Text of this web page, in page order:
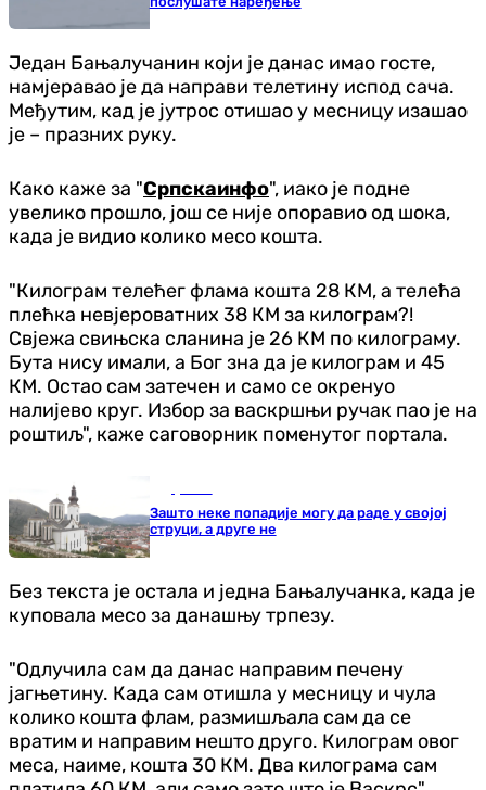
Један Бањалучанин који је данас имао госте,
намјеравао је да направи телетину испод сача.
Међутим, кад је јутрос отишао у месницу изашао
је – празних руку.
Како каже за "Српскаинфо", иако је подне
увелико прошло, још се није опоравио од шока,
када је видио колико месо кошта.
"Килограм телећег флама кошта 28 КМ, а телећа
плећка невјероватних 38 КМ за килограм?!
Свјежа свињска сланина је 26 КМ по килограму.
Бута нису имали, а Бог зна да је килограм и 45
КМ. Остао сам затечен и само се окренуо
налијево круг. Избор за васкршњи ручак пао је на
роштиљ", каже саговорник поменутог портала.
Зашто неке попадије могу да раде у својој
струци, а друге не
Без текста је остала и једна Бањалучанка, када је
куповала месо за данашњу трпезу.
"Одлучила сам да данас направим печену
јагњетину. Када сам отишла у месницу и чула
колико кошта флам, размишљала сам да се
вратим и направим нешто друго. Килограм овог
меса, наиме, кошта 30 КМ. Два килограма сам